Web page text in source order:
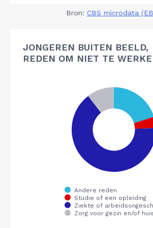
Bron: CBS microdata
JONGEREN BUITEN BEELD,
REDEN OM NIET TE